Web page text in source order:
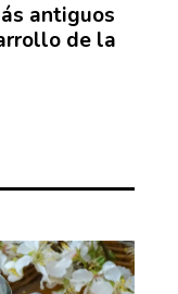
antiguos
de la